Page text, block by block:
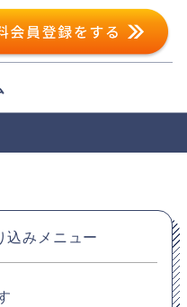
込みメニュー